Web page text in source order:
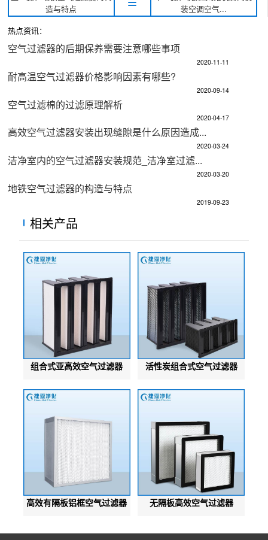
造与特点
装空调空气...
热点资讯：
空气过滤器的后期保养需要注意哪些事项
2020-11-11
耐高温空气过滤器价格影响因素有哪些?
2020-09-14
空气过滤棉的过滤原理解析
2020-04-17
高效空气过滤器安装出现缝隙是什么原因造成...
2020-03-24
洁净室内的空气过滤器安装规范_洁净室过滤...
2020-03-20
地铁空气过滤器的构造与特点
2019-09-23
相关产品
组合式亚高效空气过滤器 活性炭组合式空气过滤器
高效有隔板铝框空气过滤器 无隔板高效空气过滤器